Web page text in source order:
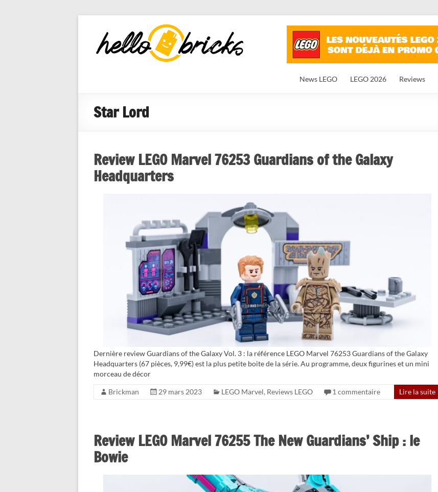
HelloBricks
Blog LEGO,
nouveaut�s
News LEGO LEGO 2026 Reviews
Star Lord
Review LEGO Marvel 76253 Guardians of the Galaxy
Headquarters
Dernière review Guardians of the Galaxy Vol. 3 : la référence LEGO Marvel 76253 Guardians of the Galaxy
Headquarters (67 pièces, 9,99€) est la plus petite boite de la série. Au programme, deux figurines et un mini
morceau de décor
Brickman 29 mars 2023 LEGO Marvel, Reviews LEGO 1 commentaire Lire la suite
Review LEGO Marvel 76255 The New Guardians’ Ship : le
Bowie